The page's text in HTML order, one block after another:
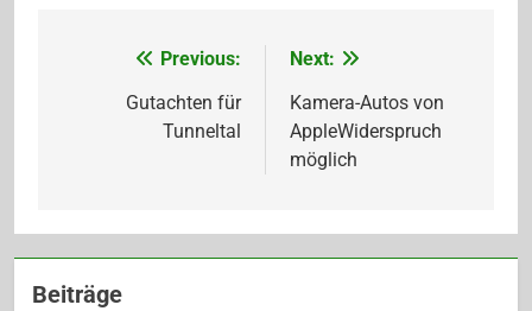
Beitragsnavigation
Previous:
Gutachten für
Tunneltal
Next:
Kamera-Autos von
AppleWiderspruch
möglich
Beiträge